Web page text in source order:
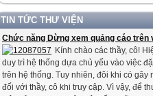
TIN TỨC THƯ VIỆN
Chức năng Dừng xem quảng cáo trên
Kính chào các thầy, cô!
duy trì hệ thống dựa chủ yếu vào việc
trên hệ thống. Tuy nhiên, đôi khi có gây
đối với thầy, cô khi truy cập. Vì vậy, để